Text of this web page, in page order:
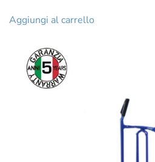
originaleattuale
Aggiungi al carrello